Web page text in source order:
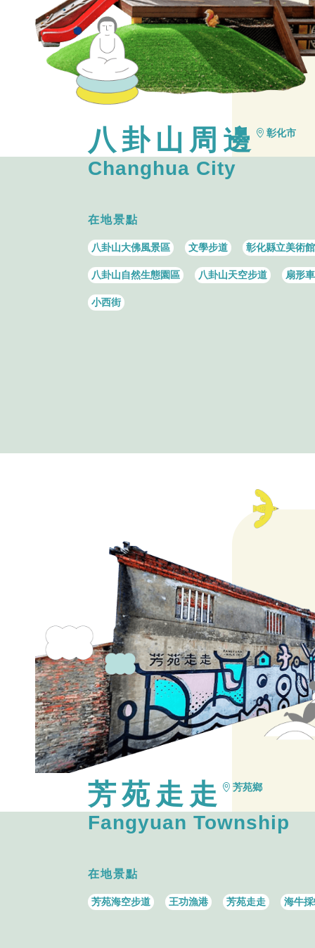
八卦山周邊 彰化市
Changhua City
在地景點
八卦山大佛風景區 文學步道 彰化縣立美術
八卦山自然生態園區 八卦山天空步道 扇形
小西街
芳苑走走 芳苑鄉
Fangyuan Township
在地景點
芳苑海空步道 王功漁港 芳苑走走 海牛